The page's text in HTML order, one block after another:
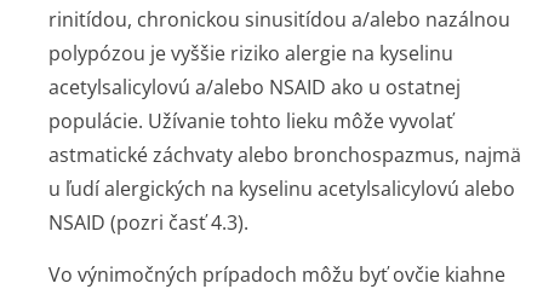
rinitídou, chronickou sinusitídou a/alebo nazálnou
polypózou je vyššie riziko alergie na kyselinu
acetylsalicylovú a/alebo NSAID ako u ostatnej
populácie. Užívanie tohto lieku môže vyvolať
astmatické záchvaty alebo bronchospazmus, najmä
u ľudí alergických na kyselinu acetylsalicylovú alebo
NSAID (pozri časť 4.3).
Vo výnimočných prípadoch môžu byť ovčie kiahne